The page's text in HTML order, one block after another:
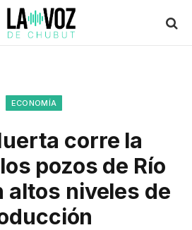
ECONOMÍA
corre la
pozos de Río
altos niveles de